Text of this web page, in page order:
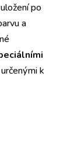
po
a
k